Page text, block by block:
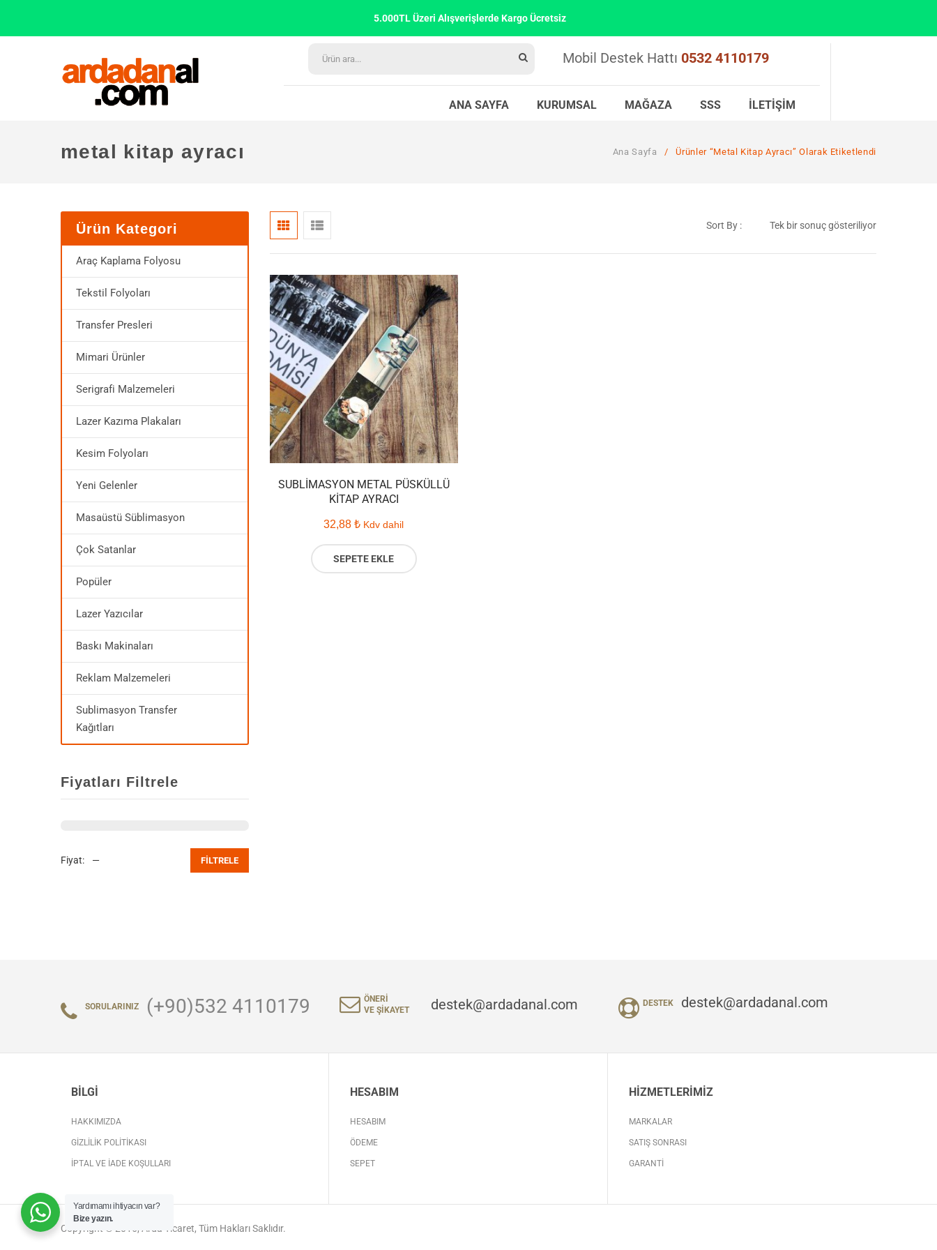
5.000TL Üzeri Alışverişlerde Kargo Ücretsiz
Mobil Destek Hattı 0532 4110179
ANA SAYFA KURUMSAL MAĞAZA SSS İLETIŞIM
metal kitap ayracı Ana Sayfa / Ürünler “metal Kitap Ayracı” Olarak Etiketlendi
Ürün Kategori
Araç Kaplama Folyosu
Tekstil Folyoları
Transfer Presleri
Mimari Ürünler
Serigrafi Malzemeleri
Lazer Kazıma Plakaları
Kesim Folyoları
Yeni Gelenler
Masaüstü Süblimasyon
Çok Satanlar
Popüler
Lazer Yazıcılar
Baskı Makinaları
Reklam Malzemeleri
Sublimasyon Transfer
Kağıtları
Fiyatları Filtrele
FILTRELE
Fiyat: —
Tek bir sonuç gösteriliyor
Sort By :
SUBLIMASYON METAL PÜSKÜLLÜ
KITAP AYRACI
32,88₺ Kdv dahil
SEPETE EKLE
SORULARINIZ (+90)532 4110179
ÖNERI
VE ŞIKAYET
destek@ardadanal.com DESTEK destek@ardadanal.com
BILGI
HAKKIMIZDA
GIZLILIK POLITIKASI
İPTAL VE İADE KOŞULLARI
HESABIM
HESABIM
ÖDEME
SEPET
HIZMETLERIMIZ
MARKALAR
SATIŞ SONRASI
GARANTI
Copyright © 2016, Arda Ticaret, Tüm Hakları Saklıdır.
Yardımamı ihtiyacın var?
Bize yazın.